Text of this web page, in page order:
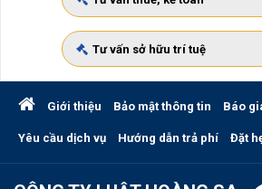
Tư vấn sở hữu trí tuệ
Giới thiệu Bảo mật thông tin Báo
Yêu cầu dịch vụ Hướng dẫn trả phí Đặt